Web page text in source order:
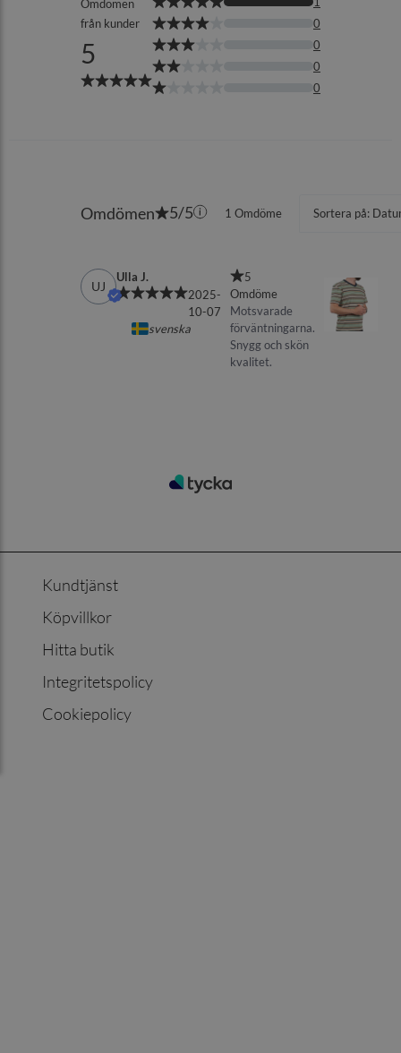
Kundtjänst
Köpvillkor
Hitta butik
Integritetspolicy
Cookiepolicy